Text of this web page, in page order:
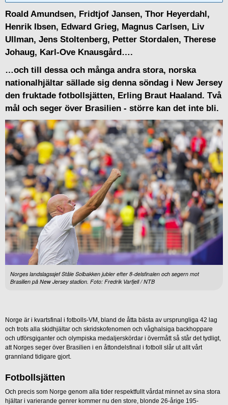
Roald Amundsen, Fridtjof Jansen, Thor Heyerdahl,
Henrik Ibsen, Edward Grieg, Magnus Carlsen, Liv
Ullman, Jens Stoltenberg, Petter Stordalen, Therese
Johaug, Karl-Ove Knausgård….
…och till dessa och många andra stora, norska
nationalhjältar sällade sig denna söndag i New Jersey
den fruktade fotbollsjätten, Erling Braut Haaland. Två
mål och seger över Brasilien - större kan det inte bli.
Norges landslagssjef Ståle Solbakken jubler efter 8-delsfinalen och segern mot
Brasilien på New Jersey stadion. Foto: Fredrik Varfjell / NTB
Norge är i kvartsfinal i fotbolls-VM, bland de åtta bästa av ursprungliga 42 lag
och trots alla skidhjältar och skridskofenomen och våghalsiga backhoppare
och utförsgiganter och olympiska medaljerskördar i övermått så står det tydligt,
att Norges seger över Brasilien i en åttondelsfinal i fotboll slår ut allt vårt
grannland tidigare gjort.
Fotbollsjätten
Och precis som Norge genom alla tider respektfullt vårdat minnet av sina stora
hjältar i varierande genrer kommer nu den store, blonde 26-årige 195-